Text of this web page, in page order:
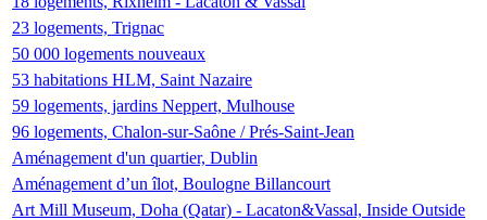
23 logements, Trignac
50 000 logements nouveaux
53 habitations HLM, Saint Nazaire
59 logements, jardins Neppert, Mulhouse
96 logements, Chalon-sur-Saône / Prés-Saint-Jean
Aménagement d'un quartier, Dublin
Aménagement d’un îlot, Boulogne Billancourt
Art Mill Museum, Doha (Qatar) - Lacaton&Vassal, Inside Outside